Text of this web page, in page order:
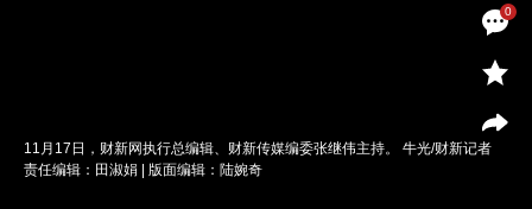
0
11月17日，财新网执行总编辑、财新传媒编委张继伟主持。 牛光/财新记者
责任编辑：田淑娟 | 版面编辑：陆婉奇